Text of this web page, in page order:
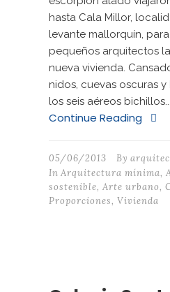
hasta Cala Millor,
levante mallorquín,
pequeños arquitectos
nueva vivienda.
nidos, cuevas oscuras
los seis aéreos bichillos...
Continue Reading
05/06/2013 By
In Arquitectura mínima,
sostenible, Arte urbano,
Proporciones, Vivienda